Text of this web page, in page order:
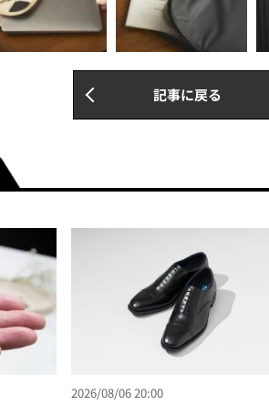
記事に戻る
2026/08/06 20:00